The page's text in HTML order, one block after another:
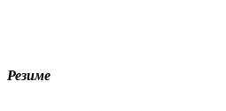
Резиме